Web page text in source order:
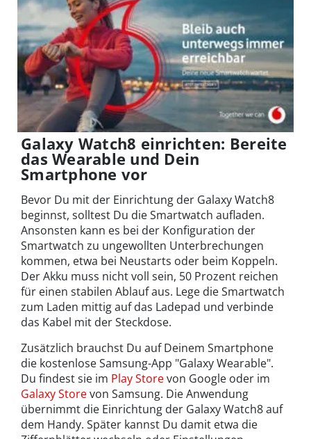
Galaxy Watch8 einrichten: Bereite
das Wearable und Dein
Smartphone vor
Bevor Du mit der Einrichtung der Galaxy Watch8
beginnst, solltest Du die Smartwatch aufladen.
Ansonsten kann es bei der Konfiguration der
Smartwatch zu ungewollten Unterbrechungen
kommen, etwa bei Neustarts oder beim Koppeln.
Der Akku muss nicht voll sein, 50 Prozent reichen
für einen stabilen Ablauf aus. Lege die Smartwatch
zum Laden mittig auf das Ladepad und verbinde
das Kabel mit der Steckdose.
Zusätzlich brauchst Du auf Deinem Smartphone
die kostenlose Samsung-App "Galaxy Wearable".
Du findest sie im Play Storevon Google oder im
Galaxy Storevon Samsung. Die Anwendung
übernimmt die Einrichtung der Galaxy Watch8 auf
dem Handy. Später kannst Du damit etwa die